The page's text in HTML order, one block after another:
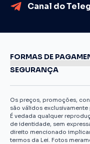
Canal do
FORMAS DE
SEGURANÇA
Os preços, promoções,
são válidos
É vedada qualquer
de identidade, sem
direito mencionado
termos da Lei. Fotos